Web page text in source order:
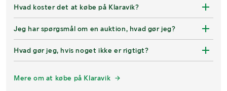
Hvad koster det at købe på Klaravik?
Jeg har spørgsmål om en auktion, hvad gør jeg?
Hvad gør jeg, hvis noget ikke er rigtigt?
Mere om at købe på Klaravik